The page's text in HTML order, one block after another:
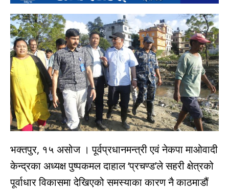
भक्तपुर, १५ असोज । पूर्वप्रधानमन्त्री एवं नेकपा माओवादी
केन्द्रका अध्यक्ष पुष्पकमल दाहाल ‘प्रचण्ड’ले सहरी क्षेत्रको
पूर्वाधार विकासमा देखिएको समस्याका कारण नै काठमाडौं